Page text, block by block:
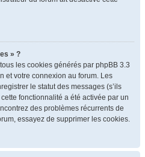
» ?
les cookies générés par phpBB 3.3
et votre connexion au forum. Les
le statut des messages (s’ils
fonctionnalité a été activée par un
des problèmes récurrents de
essayez de supprimer les cookies.